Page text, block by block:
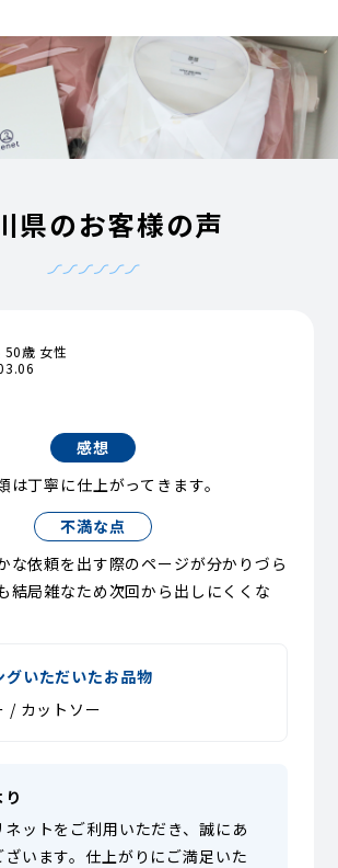
県のお客様の声
50歳 女性
感想
は丁寧に仕上がってきます。
不満な点
な依頼を出す際のページが分かりづら
結局雑なため次回から出しにくくな
グいただいたお品物
/ カットソー
ネットをご利用いただき、誠にあ
ざいます。仕上がりにご満足いた